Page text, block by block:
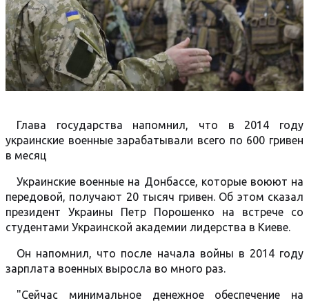
Глава государства напомнил, что в 2014 году
украинские военные зарабатывали всего по 600 гривен
в месяц
Украинские военные на Донбассе, которые воюют на
передовой, получают 20 тысяч гривен. Об этом сказал
президент Украины Петр Порошенко на встрече со
студентами Украинской академии лидерства в Киеве.
Он напомнил, что после начала войны в 2014 году
зарплата военных выросла во много раз.
"Сейчас минимальное денежное обеспечение на